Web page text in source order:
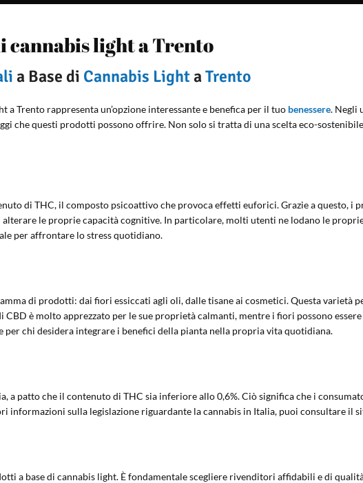
light a Trento
a Base di Cannabis Light aTrento
Trento rappresenta un’opzione interessante e benefica per il tuo benessere. Negli
che questi prodotti possono offrire. Non solo si tratta di una scelta eco-
di THC, il composto psicoattivo che provoca effetti euforici. Grazie a questo, i
le proprie capacità cognitive. In particolare, molti utenti ne lodano le
per affrontare lo stress quotidiano.
di prodotti: dai fiori essiccati agli oli, dalle tisane ai cosmetici. Questa varietà
CBD è molto apprezzato per le sue proprietà calmanti, mentre i fiori possono
per chi desidera integrare i benefici della pianta nella propria vita quotidiana.
a patto che il contenuto di THC sia inferiore allo 0,6%. Ciò significa che i
informazioni sulla legislazione riguardante la cannabis in Italia, puoi consultare il
a base di cannabis light. È fondamentale scegliere rivenditori affidabili e di